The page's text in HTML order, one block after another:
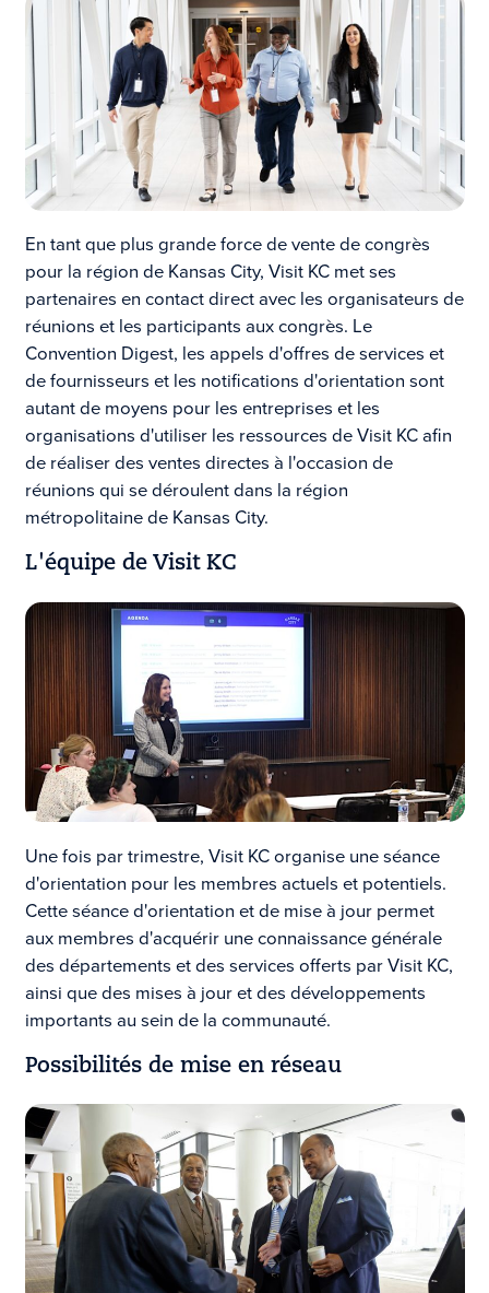
En tant que plus grande force de vente de congrès
pour la région de Kansas City, Visit KC met ses
partenaires en contact direct avec les organisateurs de
réunions et les participants aux congrès. Le
Convention Digest, les appels d'offres de services et
de fournisseurs et les notifications d'orientation sont
autant de moyens pour les entreprises et les
organisations d'utiliser les ressources de Visit KC afin
de réaliser des ventes directes à l'occasion de
réunions qui se déroulent dans la région
métropolitaine de Kansas City.
L'équipe de Visit KC
Une fois par trimestre, Visit KC organise une séance
d'orientation pour les membres actuels et potentiels.
Cette séance d'orientation et de mise à jour permet
aux membres d'acquérir une connaissance générale
des départements et des services offerts par Visit KC,
ainsi que des mises à jour et des développements
importants au sein de la communauté.
Possibilités de mise en réseau